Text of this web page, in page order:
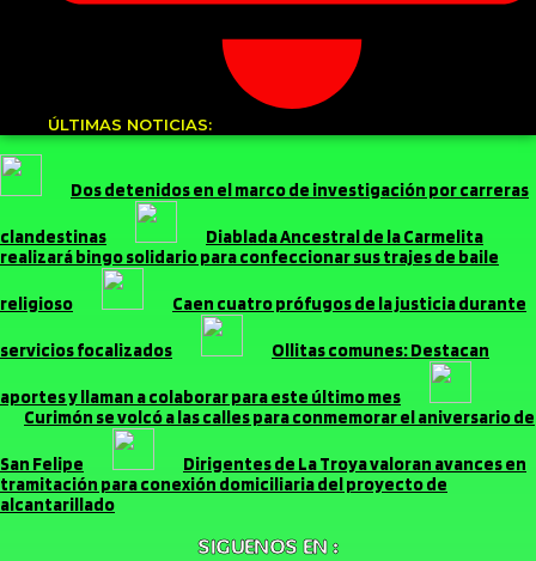
ÚLTIMAS NOTICIAS:
Dos detenidos en el marco de investigación por carreras
clandestinas
Diablada Ancestral de la Carmelita
realizará bingo solidario para confeccionar sus trajes de baile
religioso Caen cuatro prófugos de la justicia durante
servicios focalizados Ollitas comunes: Destacan
aportes y llaman a colaborar para este último mes
Curimón se volcó a las calles para conmemorar el aniversario de
San Felipe
Dirigentes de La Troya valoran avances en
tramitación para conexión domiciliaria del proyecto de
alcantarillado
SIGUENOS EN :